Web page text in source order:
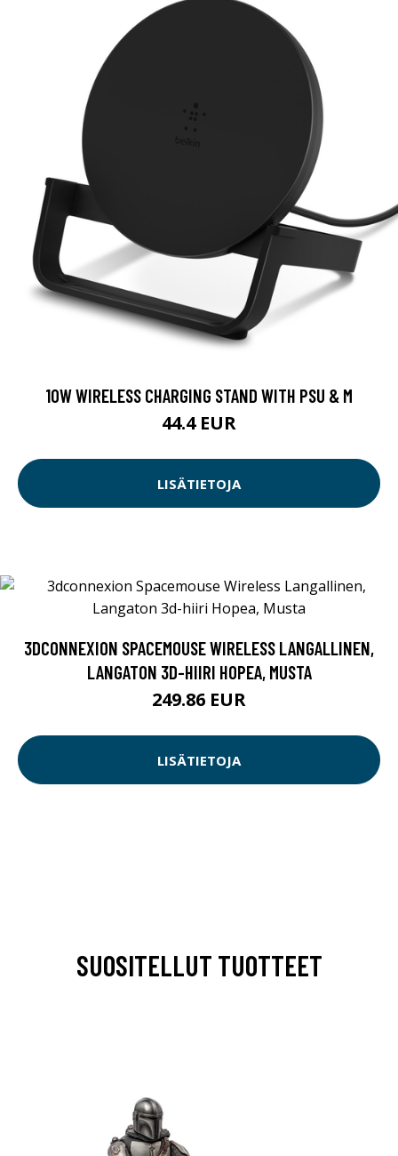
10W WIRELESS CHARGING STAND WITH PSU & M
44.4 EUR
LISÄTIETOJA
3DCONNEXION SPACEMOUSE WIRELESS LANGALLINEN,
LANGATON 3D-HIIRI HOPEA, MUSTA
249.86 EUR
LISÄTIETOJA
SUOSITELLUT TUOTTEET